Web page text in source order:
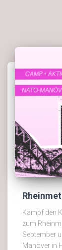
Kampf den
zum
September
Manöver in